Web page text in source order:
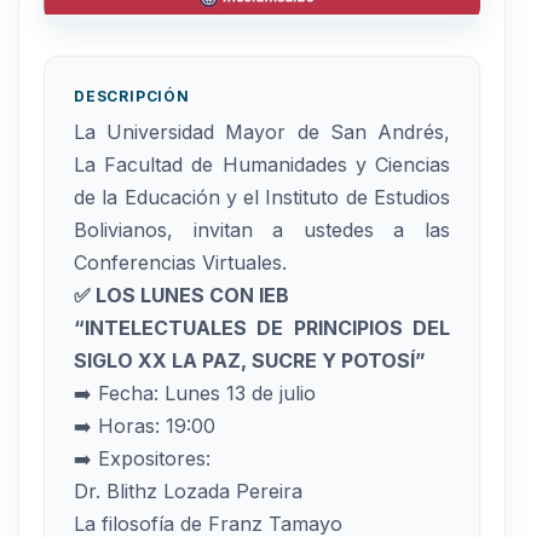
DESCRIPCIÓN
La Universidad Mayor de San Andrés,
La Facultad de Humanidades y Ciencias
de la Educación y el Instituto de Estudios
Bolivianos, invitan a ustedes a las
Conferencias Virtuales.
✅ LOS LUNES CON IEB
“INTELECTUALES DE PRINCIPIOS DEL
SIGLO XX LA PAZ, SUCRE Y POTOSÍ”
➡️ Fecha: Lunes 13 de julio
➡️ Horas: 19:00
➡️ Expositores:
Dr. Blithz Lozada Pereira
La filosofía de Franz Tamayo